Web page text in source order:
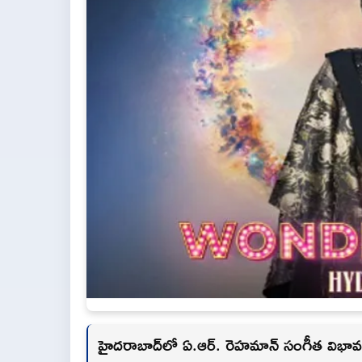
హైదరాబాద్‌లో ఏ.ఆర్. రెహమాన్ సంగీత